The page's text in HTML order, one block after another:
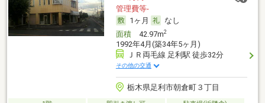
管理費等-
1ヶ月
なし
面積42.97m2
1992年4月(築34年5ヶ月)
ＪＲ両毛線 足利駅 徒歩32分
その他の交通
栃木県足利市朝倉町３丁目